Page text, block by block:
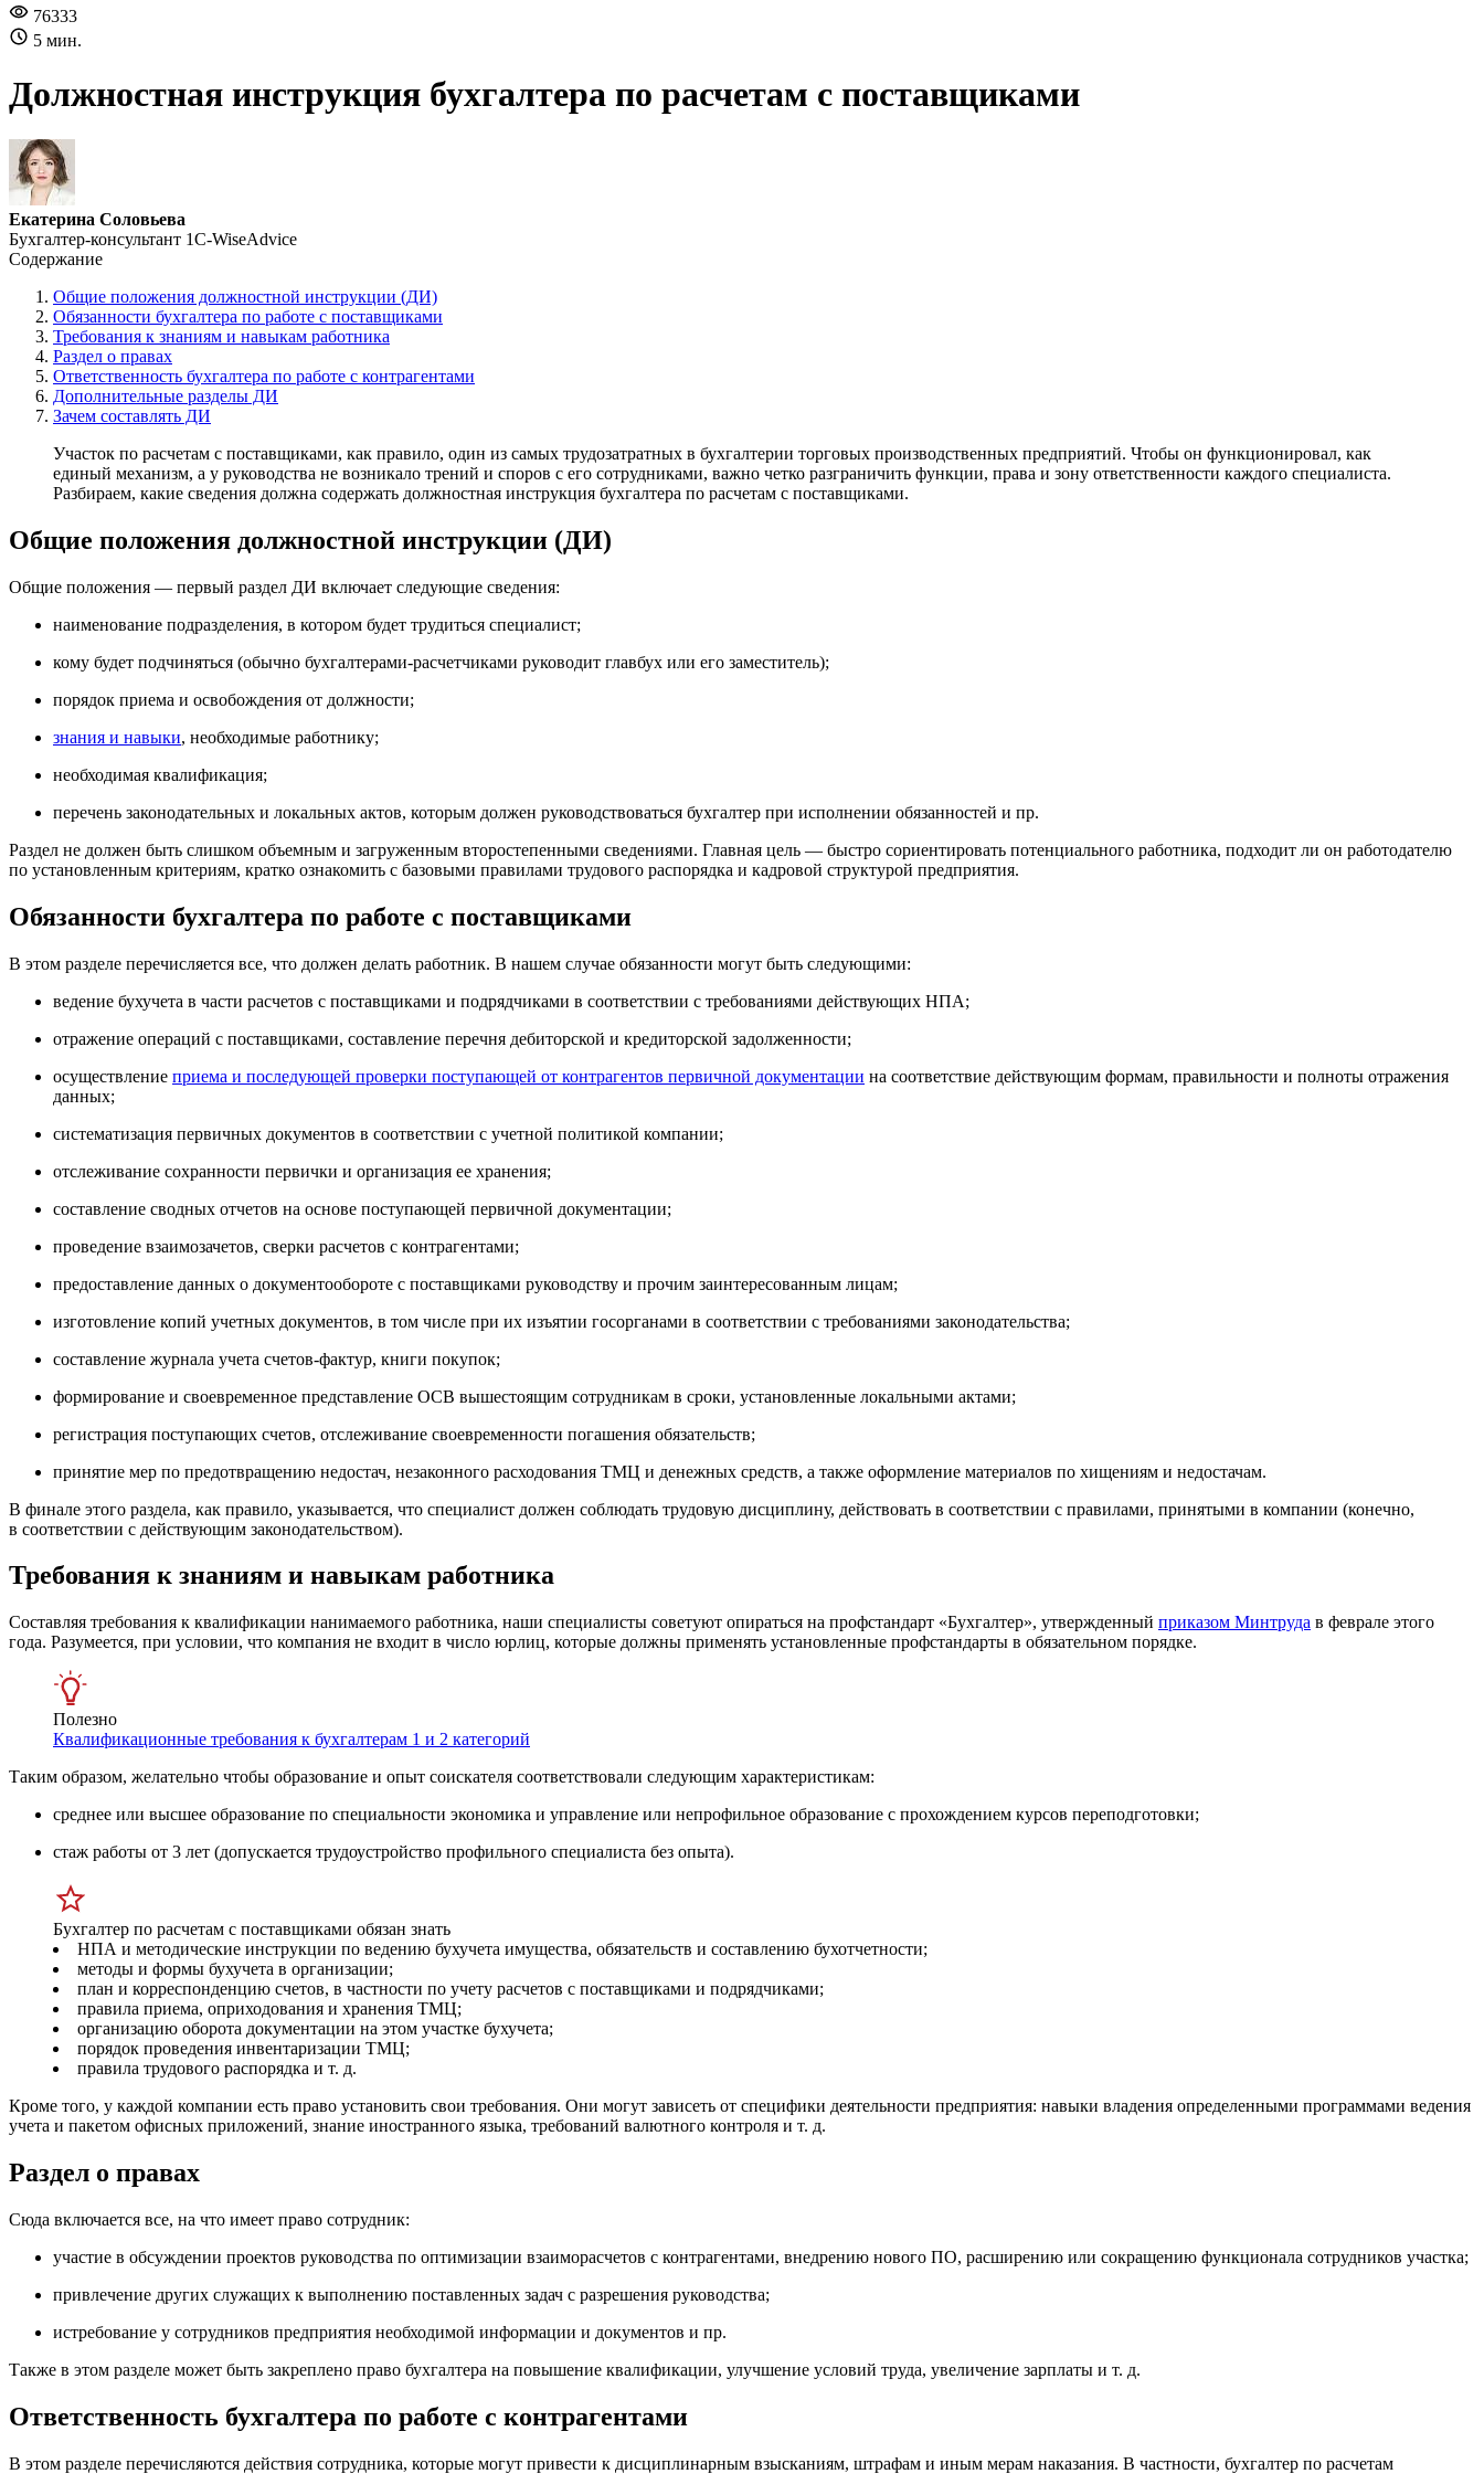
76333
5 мин.
Должностная инструкция бухгалтера по расчетам с поставщиками
Екатерина Соловьева
Бухгалтер-консультант 1C-WiseAdvice
Содержание
Общие положения должностной инструкции (ДИ)
Обязанности бухгалтера по работе с поставщиками
Требования к знаниям и навыкам работника
Раздел о правах
Ответственность бухгалтера по работе с контрагентами
Дополнительные разделы ДИ
Зачем составлять ДИ
Участок по расчетам с поставщиками, как правило, один из самых трудозатратных в бухгалтерии торговых производственных предприятий. Чтобы он функционировал, как
единый механизм, а у руководства не возникало трений и споров с его сотрудниками, важно четко разграничить функции, права и зону ответственности каждого специалиста.
Разбираем, какие сведения должна содержать должностная инструкция бухгалтера по расчетам с поставщиками.
Общие положения должностной инструкции (ДИ)
Общие положения — первый раздел ДИ включает следующие сведения:
наименование подразделения, в котором будет трудиться специалист;
кому будет подчиняться (обычно бухгалтерами-расчетчиками руководит главбух или его заместитель);
порядок приема и освобождения от должности;
знания и навыки, необходимые работнику;
необходимая квалификация;
перечень законодательных и локальных актов, которым должен руководствоваться бухгалтер при исполнении обязанностей и пр.
Раздел не должен быть слишком объемным и загруженным второстепенными сведениями. Главная цель — быстро сориентировать потенциального работника, подходит ли он работодателю
по установленным критериям, кратко ознакомить с базовыми правилами трудового распорядка и кадровой структурой предприятия.
Обязанности бухгалтера по работе с поставщиками
В этом разделе перечисляется все, что должен делать работник. В нашем случае обязанности могут быть следующими:
ведение бухучета в части расчетов с поставщиками и подрядчиками в соответствии с требованиями действующих НПА;
отражение операций с поставщиками, составление перечня дебиторской и кредиторской задолженности;
осуществление приема и последующей проверки поступающей от контрагентов первичной документации на соответствие действующим формам, правильности и полноты отражения
данных;
систематизация первичных документов в соответствии с учетной политикой компании;
отслеживание сохранности первички и организация ее хранения;
составление сводных отчетов на основе поступающей первичной документации;
проведение взаимозачетов, сверки расчетов с контрагентами;
предоставление данных о документообороте с поставщиками руководству и прочим заинтересованным лицам;
изготовление копий учетных документов, в том числе при их изъятии госорганами в соответствии с требованиями законодательства;
составление журнала учета счетов-фактур, книги покупок;
формирование и своевременное представление ОСВ вышестоящим сотрудникам в сроки, установленные локальными актами;
регистрация поступающих счетов, отслеживание своевременности погашения обязательств;
принятие мер по предотвращению недостач, незаконного расходования ТМЦ и денежных средств, а также оформление материалов по хищениям и недостачам.
В финале этого раздела, как правило, указывается, что специалист должен соблюдать трудовую дисциплину, действовать в соответствии с правилами, принятыми в компании (конечно,
в соответствии с действующим законодательством).
Требования к знаниям и навыкам работника
Составляя требования к квалификации нанимаемого работника, наши специалисты советуют опираться на профстандарт «Бухгалтер», утвержденный приказом Минтруда в феврале этого
года. Разумеется, при условии, что компания не входит в число юрлиц, которые должны применять установленные профстандарты в обязательном порядке.
Полезно
Квалификационные требования к бухгалтерам 1 и 2 категорий
Таким образом, желательно чтобы образование и опыт соискателя соответствовали следующим характеристикам:
среднее или высшее образование по специальности экономика и управление или непрофильное образование с прохождением курсов переподготовки;
стаж работы от 3 лет (допускается трудоустройство профильного специалиста без опыта).
Бухгалтер по расчетам с поставщиками обязан знать
НПА и методические инструкции по ведению бухучета имущества, обязательств и составлению бухотчетности;
методы и формы бухучета в организации;
план и корреспонденцию счетов, в частности по учету расчетов с поставщиками и подрядчиками;
правила приема, оприходования и хранения ТМЦ;
организацию оборота документации на этом участке бухучета;
порядок проведения инвентаризации ТМЦ;
правила трудового распорядка и т. д.
Кроме того, у каждой компании есть право установить свои требования. Они могут зависеть от специфики деятельности предприятия: навыки владения определенными программами ведения
учета и пакетом офисных приложений, знание иностранного языка, требований валютного контроля и т. д.
Раздел о правах
Сюда включается все, на что имеет право сотрудник:
участие в обсуждении проектов руководства по оптимизации взаиморасчетов с контрагентами, внедрению нового ПО, расширению или сокращению функционала сотрудников участка;
привлечение других служащих к выполнению поставленных задач с разрешения руководства;
истребование у сотрудников предприятия необходимой информации и документов и пр.
Также в этом разделе может быть закреплено право бухгалтера на повышение квалификации, улучшение условий труда, увеличение зарплаты и т. д.
Ответственность бухгалтера по работе с контрагентами
В этом разделе перечисляются действия сотрудника, которые могут привести к дисциплинарным взысканиям, штрафам и иным мерам наказания. В частности, бухгалтер по расчетам